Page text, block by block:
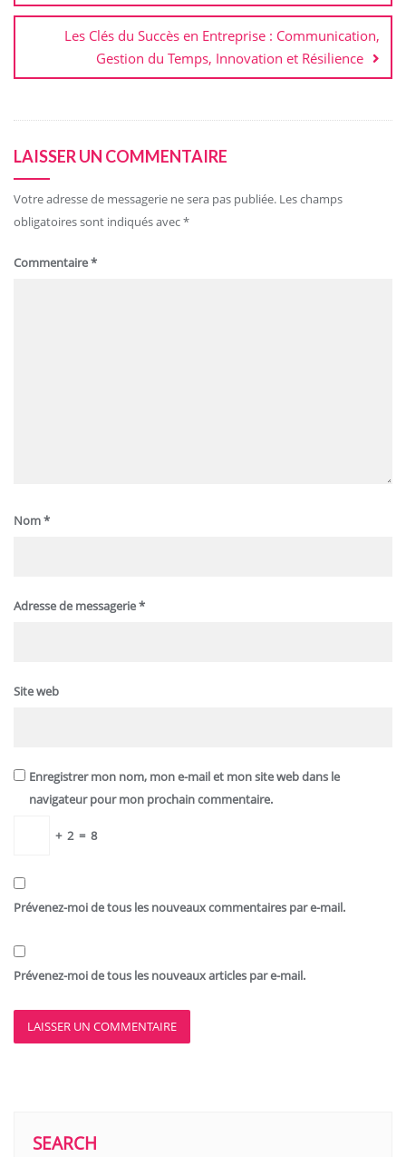
Les Clés du Succès en Entreprise : Communication,
Gestion du Temps, Innovation et Résilience
LAISSER UN COMMENTAIRE
Votre adresse de messagerie ne sera pas publiée. Les champs
obligatoires sont indiqués avec*
Commentaire*
Nom*
Adresse de messagerie*
Site web
Enregistrer mon nom, mon e-mail et mon site web dans le
navigateur pour mon prochain commentaire.
+ 2 = 8
Prévenez-moi de tous les nouveaux commentaires par e-mail.
Prévenez-moi de tous les nouveaux articles par e-mail.
SEARCH